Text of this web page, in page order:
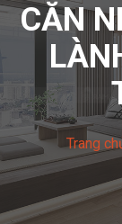
CĂN
Trang